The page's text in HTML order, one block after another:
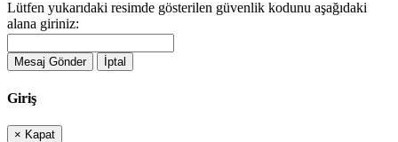
Lütfen yukarıdaki resimde gösterilen güvenlik kodunu aşağıdaki
alana giriniz:
Mesaj Gönder İptal
Giriş
× Kapat